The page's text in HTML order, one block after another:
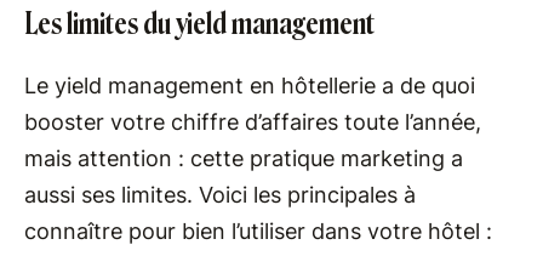
Les limites du yield management
Le yield management en hôtellerie a de quoi
booster votre chiffre d’affaires toute l’année,
mais attention : cette pratique marketing a
aussi ses limites. Voici les principales à
connaître pour bien l’utiliser dans votre hôtel :